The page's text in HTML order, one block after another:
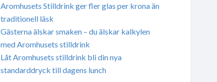
Aromhusets Stilldrink ger fler glas per krona än
traditionell läsk
Gästerna älskar smaken – du älskar kalkylen
med Aromhusets stilldrink
Låt Aromhusets stilldrink bli din nya
standarddryck till dagens lunch